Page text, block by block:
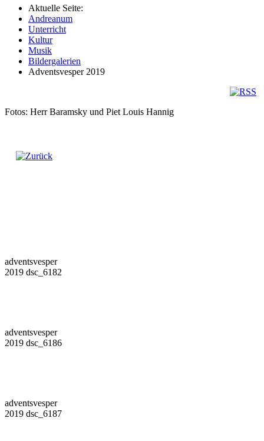
Aktuelle Seite:
Andreanum
Unterricht
Kultur
Musik
Bildergalerien
Adventsvesper 2019
Fotos: Herr Baramsky und Piet Louis Hannig
adventsvesper
2019 dsc_6182
adventsvesper
2019 dsc_6186
adventsvesper
2019 dsc_6187